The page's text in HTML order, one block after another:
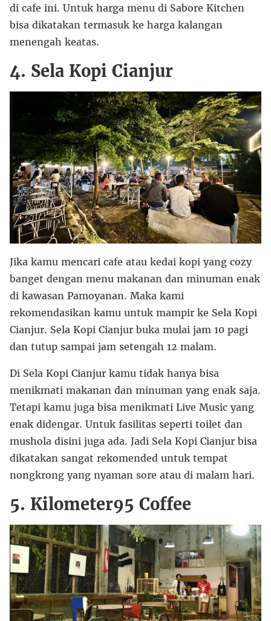
di cafe ini. Untuk harga menu di Sabore Kitchen
bisa dikatakan termasuk ke harga kalangan
menengah keatas.
4. Sela Kopi Cianjur
Jika kamu mencari cafe atau kedai kopi yang cozy
banget dengan menu makanan dan minuman enak
di kawasan Pamoyanan. Maka kami
rekomendasikan kamu untuk mampir ke Sela Kopi
Cianjur. Sela Kopi Cianjur buka mulai jam 10 pagi
dan tutup sampai jam setengah 12 malam.
Di Sela Kopi Cianjur kamu tidak hanya bisa
menikmati makanan dan minuman yang enak saja.
Tetapi kamu juga bisa menikmati Live Music yang
enak didengar. Untuk fasilitas seperti toilet dan
mushola disini juga ada. Jadi Sela Kopi Cianjur bisa
dikatakan sangat rekomended untuk tempat
nongkrong yang nyaman sore atau di malam hari.
5. Kilometer95 Coffee